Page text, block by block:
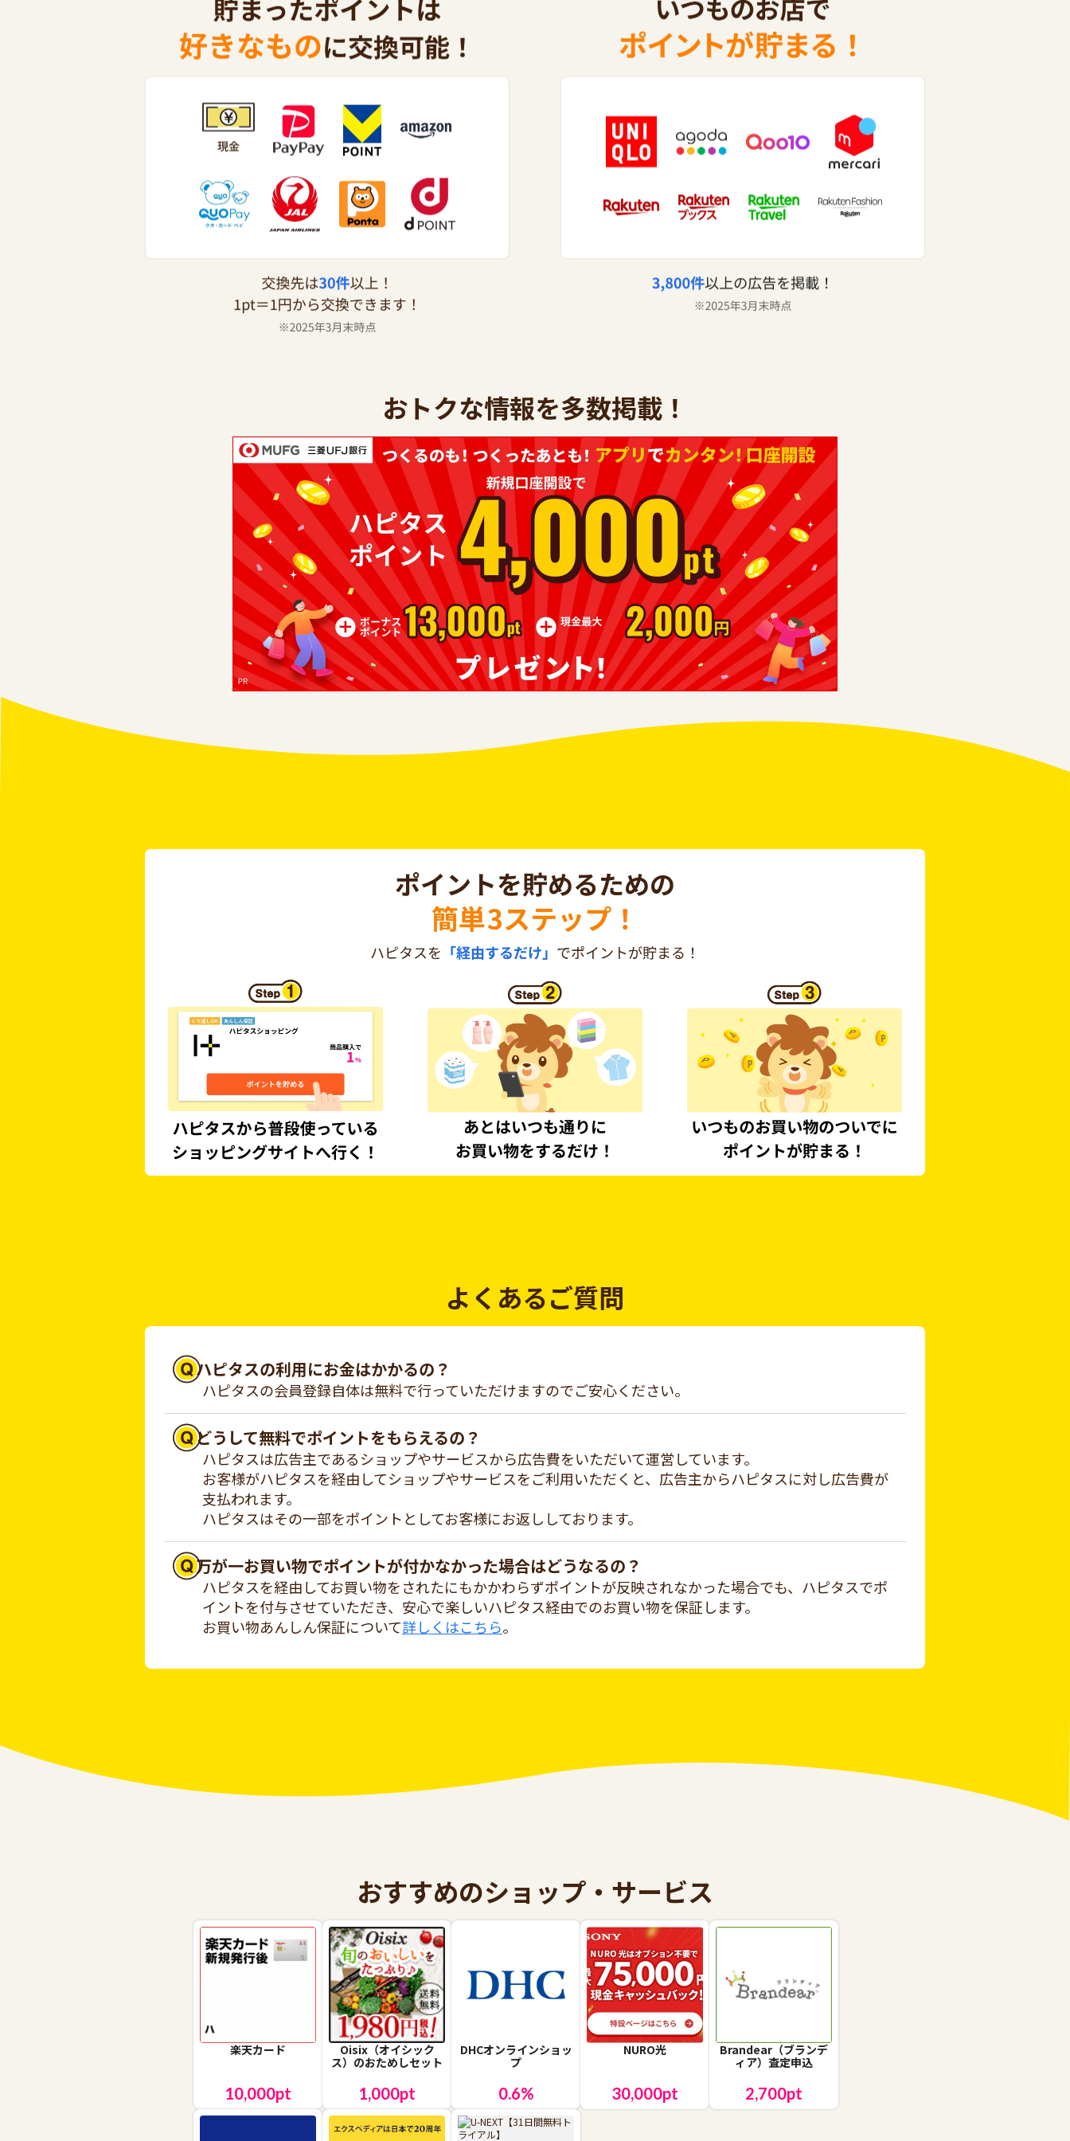
おトクな情報を多数掲載！
よくあるご質問
ハピタスの利用にお金はかかるの？
ハピタスの会員登録自体は無料で行っていただけますのでご安心ください。
どうして無料でポイントをもらえるの？
ハピタスは広告主であるショップやサービスから広告費をいただいて運営しています。
お客様がハピタスを経由してショップやサービスをご利用いただくと、広告主からハピタスに対し広告費が
支払われます。
ハピタスはその一部をポイントとしてお客様にお返ししております。
万が一お買い物でポイントが付かなかった場合はどうなるの？
ハピタスを経由してお買い物をされたにもかかわらずポイントが反映されなかった場合でも、ハピタスでポ
イントを付与させていただき、安心で楽しいハピタス経由でのお買い物を保証します。
お買い物あんしん保証について詳しくはこちら。
おすすめのショップ・サービス
楽天カード
10,000pt
Oisix（オイシック
ス）のおためしセット
1,000pt
DHCオンラインショッ
プ
0.6%
NURO光
30,000pt
Brandear（ブランデ
ィア）査定申込
2,700pt